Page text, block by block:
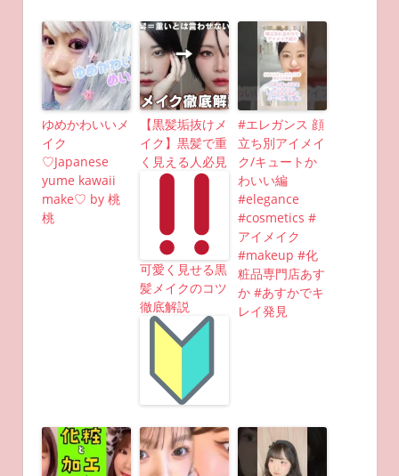
ゆめかわいいメ
イク
♡Japanese
yume kawaii
make♡ by 桃
桃
【黒髪垢抜けメ
イク】黒髪で重
く見える人必見
可愛く見せる黒
髪メイクのコツ
徹底解説
#エレガンス 顔
立ち別アイメイ
ク/キュートか
わいい編
#elegance
#cosmetics #
アイメイク
#makeup #化
粧品専門店あす
か #あすかでキ
レイ発見